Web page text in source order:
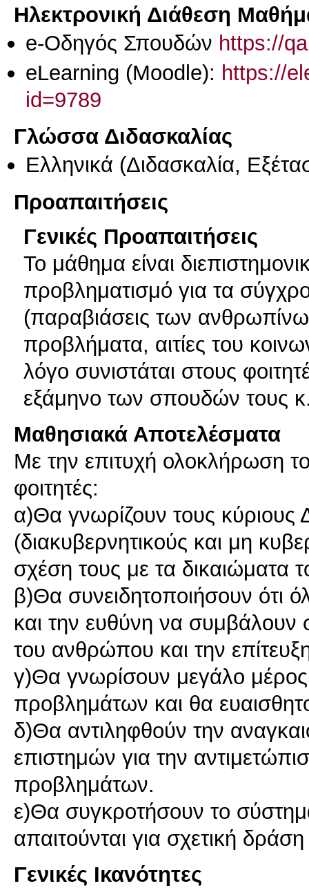
Ηλεκτρονική Διάθεση
e-Οδηγός Σπουδών https://
eLearning (Moodle): https://
id=9789
Γλώσσα Διδασκαλίας
Ελληνικά (Διδασκαλία,
Προαπαιτήσεις
Γενικές Προαπαιτήσεις
Το μάθημα είναι
προβληματισμό για τα
(παραβιάσεις των
προβλήματα, αιτίες του
λόγο συνιστάται στους
εξάμηνο των σπουδών τους
Μαθησιακά Αποτελέσματα
Με την επιτυχή ολοκλήρωση
φοιτητές:
α)Θα γνωρίζουν τους κύριους
(διακυβερνητικούς και μη
σχέση τους με τα δικαιώματα
β)Θα συνειδητοποιήσουν ότι
και την ευθύνη να
του ανθρώπου και την
γ)Θα γνωρίσουν μεγάλο
προβλημάτων και θα
δ)Θα αντιληφθούν την
επιστημών για την
προβλημάτων.
ε)Θα συγκροτήσουν το
Γενικές Ικανότητες